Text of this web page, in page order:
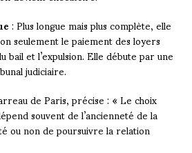
: Plus longue mais plus complète, elle
seulement le paiement des loyers
bail et l’expulsion. Elle débute par une
judiciaire.
de Paris, précise : « Le choix
souvent de l’ancienneté de la
ou non de poursuivre la relation